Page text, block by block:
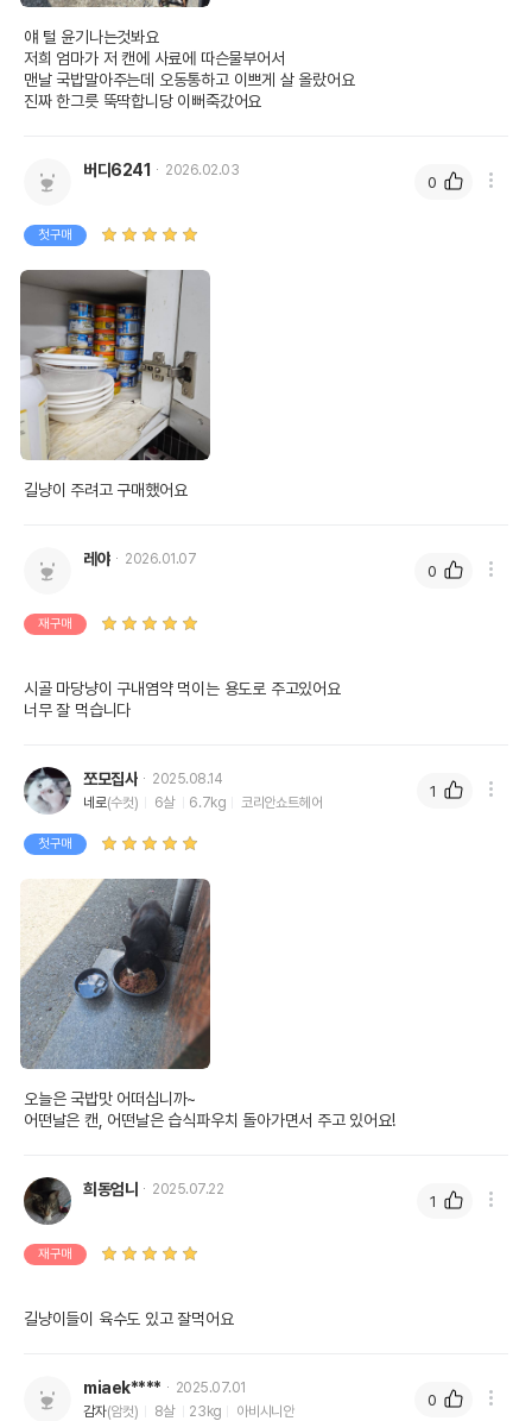
얘 털 윤기나는것봐요
저희 엄마가 저 캔에 사료에 따슨물부어서
맨날 국밥말아주는데 오동통하고 이쁘게 살 올랐어요
진짜 한그릇 뚝딱합니당 이뻐죽갔어요
버디6241 2026.02.03
첫구매
길냥이 주려고 구매했어요
0
레야 2026.01.07
재구매
시골 마당냥이 구내염약 먹이는 용도로 주고있어요
너무 잘 먹습니다
0
쪼모집사
2025.08.14
네로(수컷) 6살 6.7kg 코리안쇼트헤어
첫구매
오늘은 국밥맛 어떠십니까~
어떤날은 캔, 어떤날은 습식파우치 돌아가면서 주고 있어요!
1
희동엄니 2025.07.22
재구매
길냥이들이 육수도 있고 잘먹어요
1
miaek****
2025.07.01
감자(암컷) 8살 23kg 아비시니안
0